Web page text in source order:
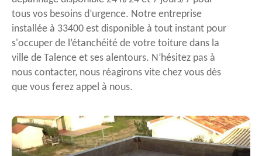
tous vos besoins d’urgence. Notre entreprise
installée à 33400 est disponible à tout instant pour
s'occuper de l’étanchéité de votre toiture dans la
ville de Talence et ses alentours. N’hésitez pas à
nous contacter, nous réagirons vite chez vous dès
que vous ferez appel à nous.